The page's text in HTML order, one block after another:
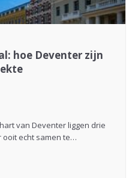
hoe Deventer zijn
van Deventer liggen drie
echt samen te…